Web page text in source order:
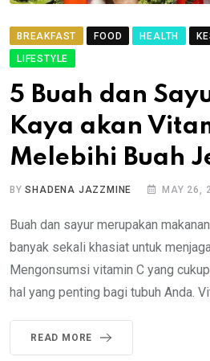
BREAKFAST FOOD HEALTH
LIFESTYLE
5 Buah dan
Kaya akan
Melebihi Buah
BYSHADENA JAZZMINE MAY 26,
Buah dan sayur merupakan
banyak sekali khasiat untuk
Mengonsumsi vitamin C yang
hal yang penting bagi tubuh Anda.
READ MORE